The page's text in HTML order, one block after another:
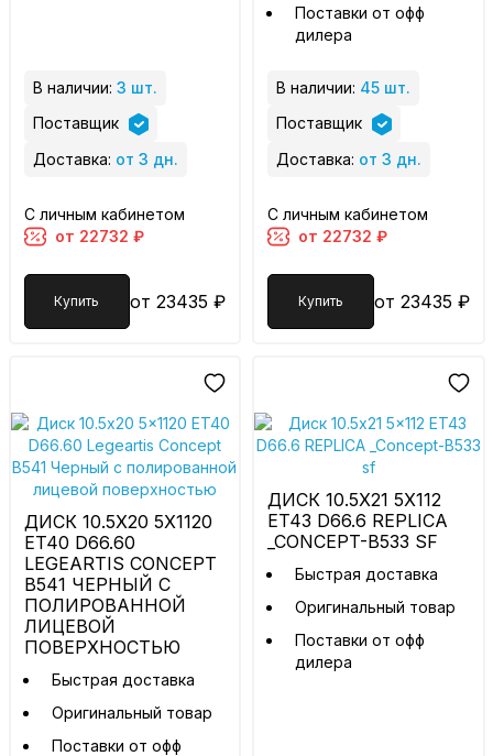
В наличии: 3 шт.
Поставщик
Доставка: от 3 дн.
С личным кабинетом
от 22732 ₽
Купить от 23435 ₽
Поставки от офф
дилера
В наличии: 45 шт.
Поставщик
Доставка: от 3 дн.
С личным кабинетом
от 22732 ₽
Купить от 23435 ₽
ДИСК 10.5X20 5X1120
ET40 D66.60
LEGEARTIS CONCEPT
B541 ЧЕРНЫЙ С
ПОЛИРОВАННОЙ
ЛИЦЕВОЙ
ПОВЕРХНОСТЬЮ
Быстрая доставка
Оригинальный товар
Поставки от офф
ДИСК 10.5X21 5X112
ET43 D66.6 REPLICA
_CONCEPT-B533 SF
Быстрая доставка
Оригинальный товар
Поставки от офф
дилера